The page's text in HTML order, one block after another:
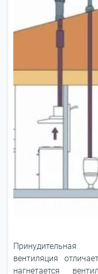
вентиляция
нагнетается